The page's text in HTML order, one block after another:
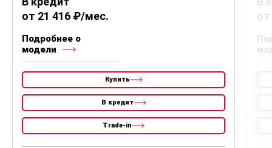
от 21 416 ₽/мес.
Подробнее о
модели
Купить
В кредит
Trade-in